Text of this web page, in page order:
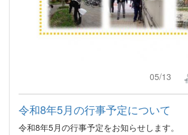
05/13
令和8年5月の行事予定について
令和8年5月の行事予定をお知らせします。